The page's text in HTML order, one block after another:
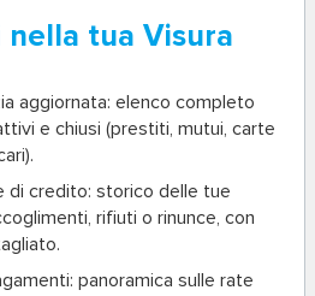
nella tua Visura
aggiornata: elenco completo
e chiusi (prestiti, mutui, carte
di credito: storico delle tue
rifiuti o rinunce, con
: panoramica sulle rate